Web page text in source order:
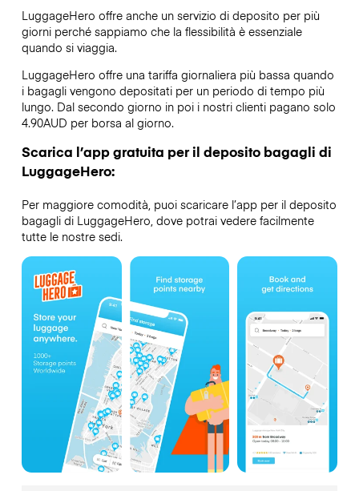
LuggageHero offre anche un servizio di deposito per più
giorni perché sappiamo che la flessibilità è essenziale
quando si viaggia.
LuggageHero offre una tariffa giornaliera più bassa quando
i bagagli vengono depositati per un periodo di tempo più
lungo. Dal secondo giorno in poi i nostri clienti pagano solo
4.90AUD per borsa al giorno.
Scarica l’app gratuita per il deposito bagagli di
LuggageHero:
Per maggiore comodità, puoi scaricare l’app per il deposito
bagagli di LuggageHero, dove potrai vedere facilmente
tutte le nostre sedi.